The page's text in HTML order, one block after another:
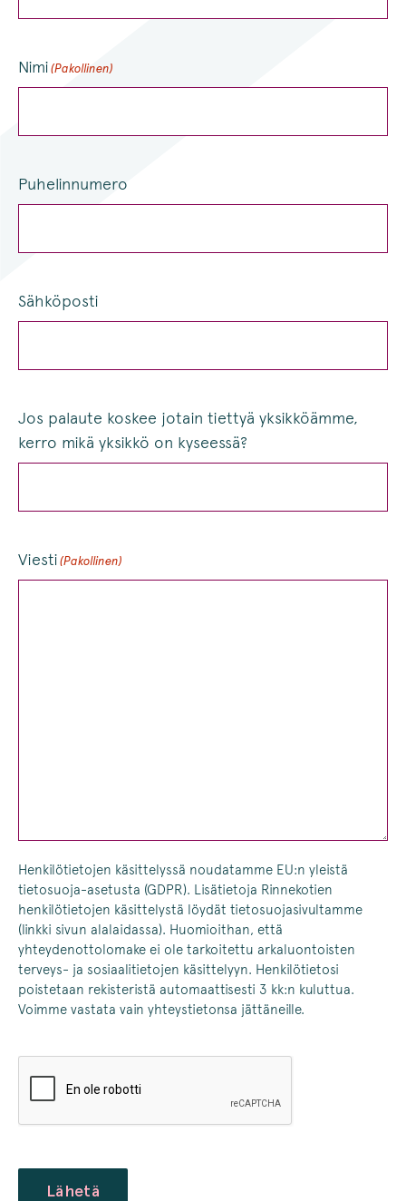
Nimi (Pakollinen)
Puhelinnumero
Sähköposti
Jos palaute koskee jotain tiettyä yksikköämme,
kerro mikä yksikkö on kyseessä?
Viesti (Pakollinen)
Henkilötietojen käsittelyssä noudatamme EU:n yleistä
tietosuoja-asetusta (GDPR). Lisätietoja Rinnekotien
henkilötietojen käsittelystä löydät tietosuojasivultamme
(linkki sivun alalaidassa). Huomioithan, että
yhteydenottolomake ei ole tarkoitettu arkaluontoisten
terveys- ja sosiaalitietojen käsittelyyn. Henkilötietosi
poistetaan rekisteristä automaattisesti 3 kk:n kuluttua.
Voimme vastata vain yhteystietonsa jättäneille.
Lähetä